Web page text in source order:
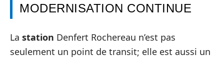
MODERNISATION CONTINUE
La station Denfert Rochereau n’est pas
seulement un point de transit; elle est aussi un